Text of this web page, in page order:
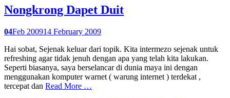
Nongkrong Dapet Duit
04Feb 200914 February 2009
Hai sobat, Sejenak keluar dari topik. Kita intermezo sejenak untuk
refreshing agar tidak jenuh dengan apa yang telah kita lakukan.
Seperti biasanya, saya berselancar di dunia maya ini dengan
menggunakan komputer warnet ( warung internet ) terdekat ,
tercepat dan Read More …